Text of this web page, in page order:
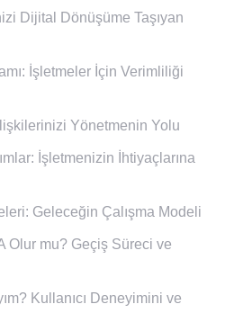
Dijital Dönüşüme Taşıyan
İşletmeler İçin Verimliliği
Yönetmenin Yolu
İşletmenizin İhtiyaçlarına
Geleceğin Çalışma Modeli
Olur mu? Geçiş Süreci ve
Kullanıcı Deneyimini ve